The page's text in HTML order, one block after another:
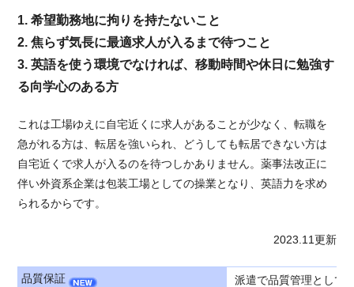
1. 希望勤務地に拘りを持たないこと
2. 焦らず気長に最適求人が入るまで待つこと
3. 英語を使う環境でなければ、移動時間や休日に勉強す
る向学心のある方
これは工場ゆえに自宅近くに求人があることが少なく、転職を
急がれる方は、転居を強いられ、どうしても転居できない方は
自宅近くで求人が入るのを待つしかありません。薬事法改正に
伴い外資系企業は包装工場としての操業となり、英語力を求め
られるからです。
2023.11更新
品質保証
派遣で品質管理として